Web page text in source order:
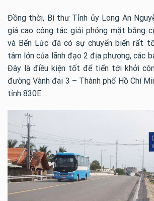
Đồng thời, Bí thư Tỉnh ủy Long An
giá cao công tác giải phóng mặt bằng
và Bến Lức đã có sự chuyển biến rất
tâm lớn của lãnh đạo 2 địa phương, các
Đây là điều kiện tốt để tiến tới khởi
đường Vành đai 3 – Thành phố Hồ Chí
tỉnh 830E.